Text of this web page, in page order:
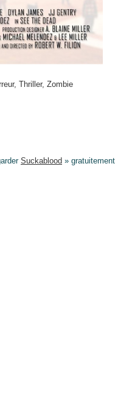
, Thriller, Zombie
Suckablood » gratuitement